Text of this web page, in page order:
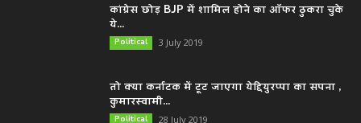
कांग्रेस छोड़ BJP में शामिल होने का ऑफर ठुकरा चुके
ये...
Political 3 July 2019
तो क्या कर्नाटक में टूट जाएगा येद्दियुरप्पा का सपना ,
कुमारस्वामी...
Political 28 July 2019